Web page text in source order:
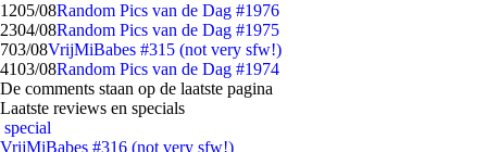
1205/08Random Pics van de Dag #1976
2304/08Random Pics van de Dag #1975
703/08VrijMiBabes #315 (not very sfw!)
4103/08Random Pics van de Dag #1974
De comments staan op de laatste pagina
Laatste reviews en specials
special
VrijMiBabes #316 (not very sfw!)